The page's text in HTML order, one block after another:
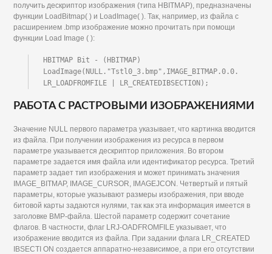
получить дескриптор изображения (типа HBITMAP), предназначены
функции LoadBitmap( ) и LoadImage( ). Так, например, из файла с
расширением .bmp изображение можно прочитать при помощи
функции Load Image ( ):
HBITMAP Bit - (HBITMAP)
LoadImage(NULL."Tstl0_3.bmp",IMAGE_BITMAP.0.0.
LR_LOADFROMFILE | LR_CREATEDIBSECTION);
РАБОТА С РАСТРОВЫМИ ИЗОБРАЖЕНИЯМИ
Значение NULL первого параметра указывает, что картинка вводится
из файла. При получении изображения из ресурса в первом
параметре указывается дескриптор приложения. Во втором
параметре задается имя файла или идентификатор ресурса. Третий
параметр задает тип изображения и может принимать значения
IMAGE_BITMAP, IMAGE_CURSOR, IMAGEJCON. Четвертый и пятый
параметры, которые указывают размеры изображения, при вводе
битовой карты задаются нулями, так как эта информация имеется в
заголовке BMP-файла. Шестой параметр содержит сочетание
флагов. В частности, флаг LRJ-OADFROMFILE указывает, что
изображение вводится из файла. При задании флага LR_CREATED
IBSECTI ON создается аппаратно-независимое, а при его отсутствии